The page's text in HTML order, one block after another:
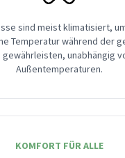
sind meist klimatisiert,
Temperatur während der
gewährleisten, unabhängig
Außentemperaturen.
KOMFORT FÜR ALLE